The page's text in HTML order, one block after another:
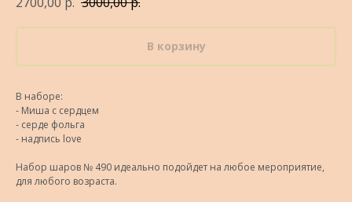
В корзину
В наборе:
- Миша с сердцем
- серде фольга
- надпись love
Набор шаров № 490 идеально подойдет на любое мероприятие,
для любого возраста.